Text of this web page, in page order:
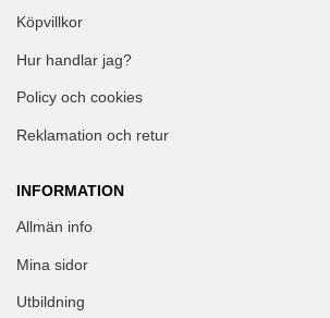
Köpvillkor
Hur handlar jag?
Policy och cookies
Reklamation och retur
INFORMATION
Allmän info
Mina sidor
Utbildning